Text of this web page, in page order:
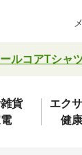
ルコアTシャ
貨
エク
健